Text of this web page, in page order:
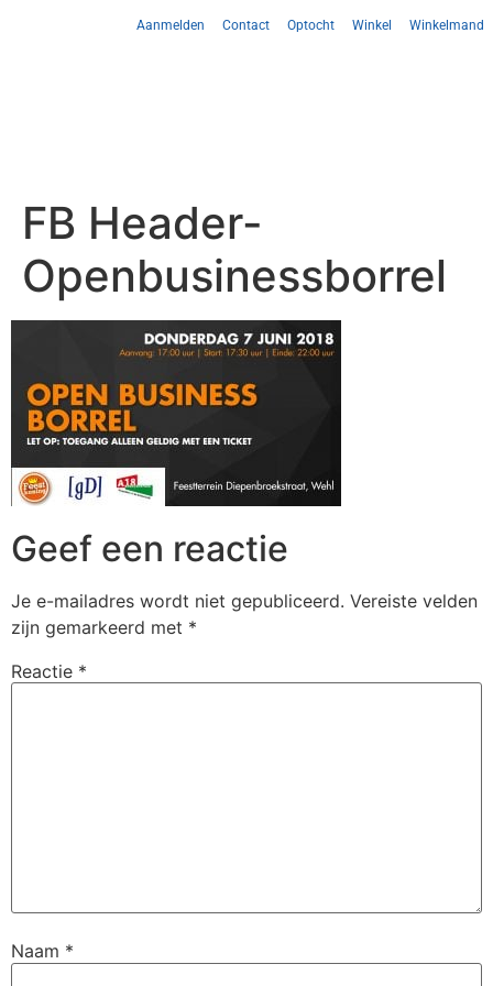
Aanmelden Contact Optocht Winkel Winkelmand
FB Header-
Openbusinessborrel
Geef een reactie
Je e-mailadres wordt niet gepubliceerd. Vereiste velden
zijn gemarkeerd met *
Reactie *
Naam *